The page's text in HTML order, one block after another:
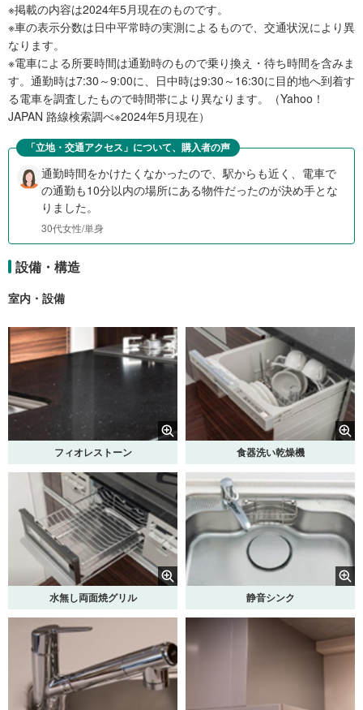
※掲載の内容は2024年5月現在のものです。
※車の表示分数は日中平常時の実測によるもので、交通状況により異
なります。
※電車による所要時間は通勤時のもので乗り換え・待ち時間を含みま
す。通勤時は7:30～9:00に、日中時は9:30～16:30に目的地へ到着す
る電車を調査したもので時間帯により異なります。（Yahoo！
JAPAN 路線検索調べ※2024年5月現在）
「立地・交通アクセス」について、購入者の声
通勤時間をかけたくなかったので、駅からも近く、電車で
の通勤も10分以内の場所にある物件だったのが決め手とな
りました。
30代女性/単身
設備・構造
室内・設備
フィオレストーン 食器洗い乾燥機
水無し両面焼グリル 静音シンク